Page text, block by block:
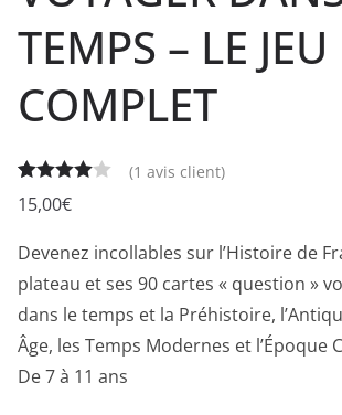
TEMPS – LE JEU
COMPLET
Noté4.00
basé
sur
1
notation
client
(1 avis client)
15,00€
Devenez incollables sur l’Histoire de
plateau et ses 90 cartes « question »
dans le temps et la Préhistoire,
Âge, les Temps Modernes et l’Époque
De 7 à 11 ans